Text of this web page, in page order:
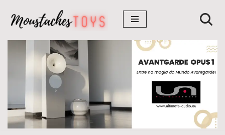
Avançar
para
conteúdo